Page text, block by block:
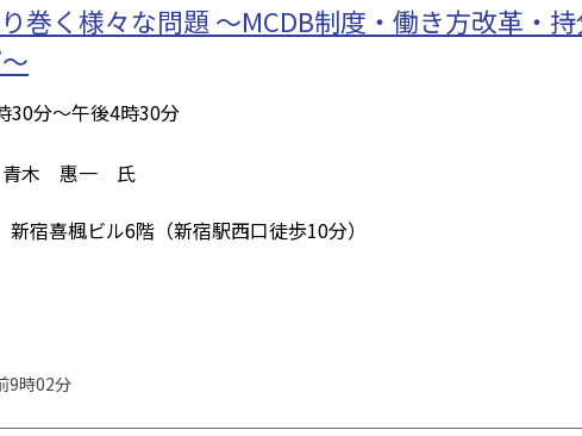
巻く様々な問題 ～MCDB制度・働き方改革・
30分～午後4時30分
青木 惠一 氏
宿喜楓ビル6階（新宿駅西口徒歩10分）
9時02分